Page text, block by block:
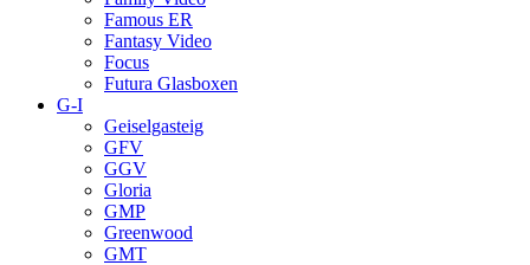
Famous ER
Fantasy Video
Focus
Futura Glasboxen
G-I
Geiselgasteig
GFV
GGV
Gloria
GMP
Greenwood
GMT